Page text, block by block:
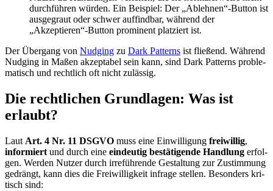
durch­füh­ren wür­den. Ein Bei­spiel: Der „Ablehnen“-Button ist
aus­ge­graut oder schwer auf­find­bar, wäh­rend der
„Akzeptieren“-Button pro­mi­nent plat­ziert ist.
Der Über­gang von Nud­ging zu Dark Pat­terns ist flie­ßend. Wäh­rend
Nud­ging in Maßen akzep­ta­bel sein kann, sind Dark Pat­terns pro­ble­
ma­tisch und recht­lich oft nicht zuläs­sig.
Die recht­li­chen Grund­la­gen: Was ist
erlaubt?
Laut Art. 4 Nr. 11 DSGVO muss eine Ein­wil­li­gung frei­wil­lig,
infor­miert und durch eine ein­deu­tig bestä­ti­gen­de Hand­lung erfol­
gen. Wer­den Nut­zer durch irre­füh­ren­de Gestal­tung zur Zustim­mung
gedrängt, kann dies die Frei­wil­lig­keit infra­ge stel­len. Beson­ders kri­
tisch sind: